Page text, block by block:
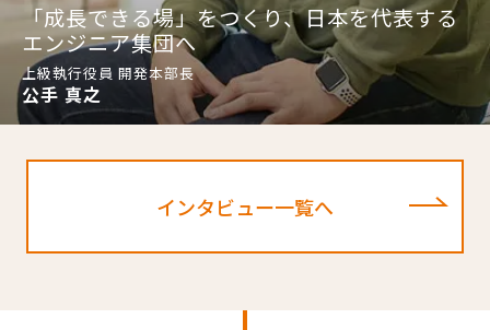
「成長できる場」をつくり、日本を代表する
エンジニア集団へ
上級執行役員 開発本部長
公手 真之
インタビュー一覧へ